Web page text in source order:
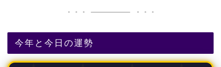
今年と今日の運勢